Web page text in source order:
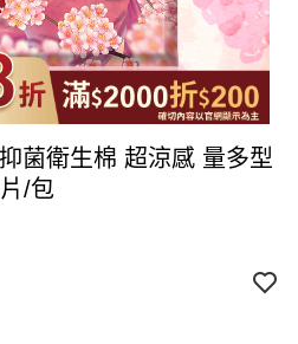
菌衛生棉 超涼感 量多型
/包